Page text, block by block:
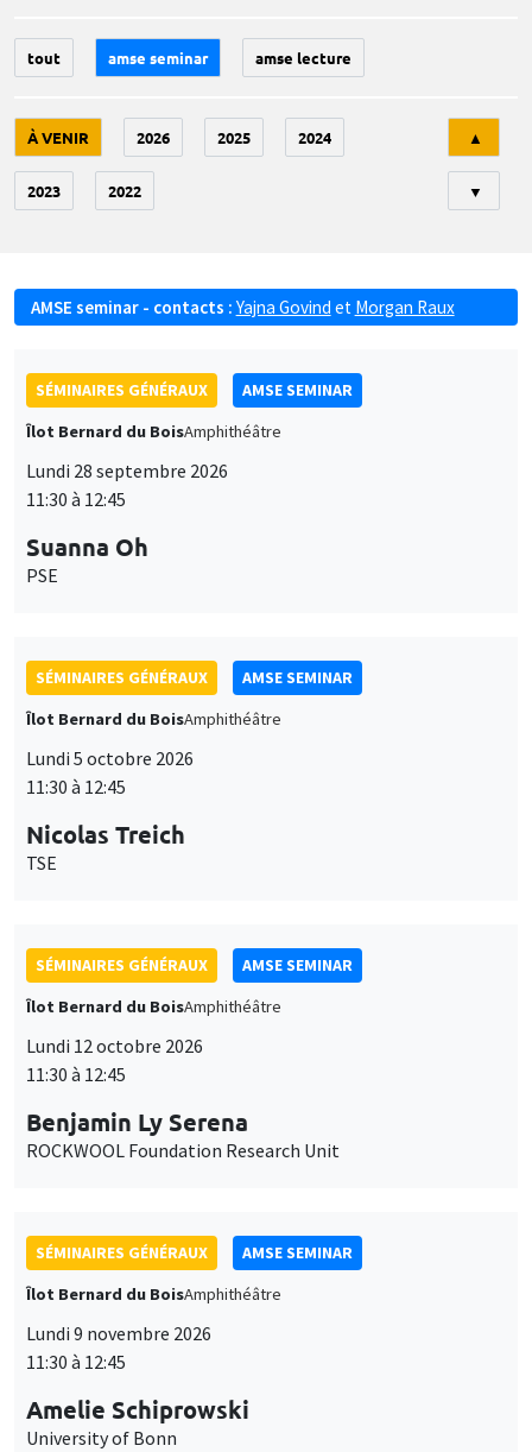
tout amse seminar amse lecture
À VENIR 2026 2025 2024
2023 2022
▲
▼
AMSE seminar - contacts : Yajna Govind et Morgan Raux
SÉMINAIRES GÉNÉRAUX
AMSE SEMINAR
Îlot Bernard du BoisAmphithéâtre
Lundi 28 septembre 2026
11:30 à 12:45
Suanna Oh
PSE
SÉMINAIRES GÉNÉRAUX
AMSE SEMINAR
Îlot Bernard du BoisAmphithéâtre
Lundi 5 octobre 2026
11:30 à 12:45
Nicolas Treich
TSE
SÉMINAIRES GÉNÉRAUX
AMSE SEMINAR
Îlot Bernard du BoisAmphithéâtre
Lundi 12 octobre 2026
11:30 à 12:45
Benjamin Ly Serena
ROCKWOOL Foundation Research Unit
SÉMINAIRES GÉNÉRAUX
AMSE SEMINAR
Îlot Bernard du BoisAmphithéâtre
Lundi 9 novembre 2026
11:30 à 12:45
Amelie Schiprowski
University of Bonn